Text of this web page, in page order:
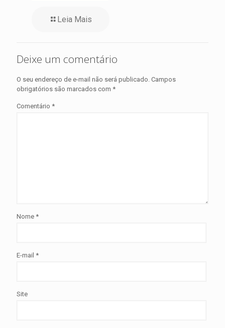
Leia Mais
Deixe um comentário
O seu endereço de e-mail não será publicado. Campos
obrigatórios são marcados com *
Comentário *
Nome *
E-mail *
Site